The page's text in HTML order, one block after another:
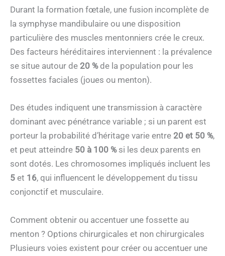
Durant la formation fœtale, une fusion incomplète de
la symphyse mandibulaire ou une disposition
particulière des muscles mentonniers crée le creux.
Des facteurs héréditaires interviennent : la prévalence
se situe autour de 20 %de la population pour les
fossettes faciales (joues ou menton).
Des études indiquent une transmission à caractère
dominant avec pénétrance variable ; si un parent est
porteur la probabilité d’héritage varie entre 20 et 50 %,
et peut atteindre 50 à 100 %si les deux parents en
sont dotés. Les chromosomes impliqués incluent les
5 et 16, qui influencent le développement du tissu
conjonctif et musculaire.
Comment obtenir ou accentuer une fossette au
menton ? Options chirurgicales et non chirurgicales
Plusieurs voies existent pour créer ou accentuer une